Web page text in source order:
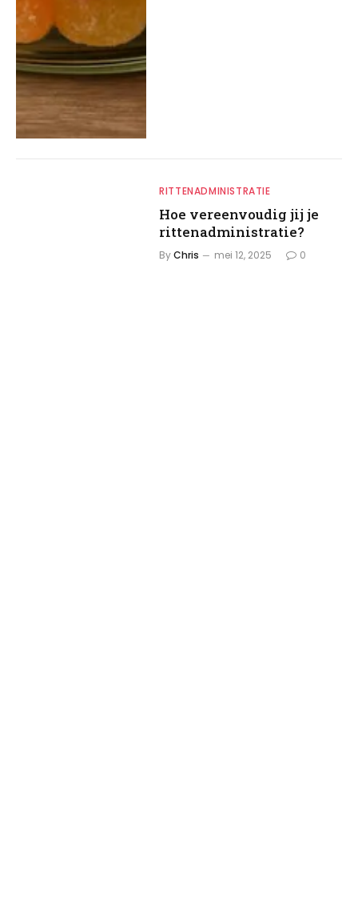
RITTENADMINISTRATIE
Hoe vereenvoudig jij je
rittenadministratie?
ByChris mei 12, 2025 0